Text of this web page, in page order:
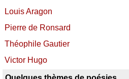
Louis Aragon
Pierre de Ronsard
Théophile Gautier
Victor Hugo